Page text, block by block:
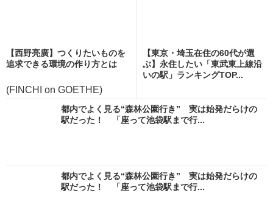
【西野亮廣】つくりたいものを
追求できる環境の作り方とは
(FINCHI on GOETHE)
【東京・埼玉在住の60代が選
ぶ】永住したい「東武東上線沿
いの駅」ランキングTOP...
都内でよく見る“森林公園行き” 実は始発だらけの
駅だった！ 「座って池袋駅まで行...
都内でよく見る“森林公園行き” 実は始発だらけの
駅だった！ 「座って池袋駅まで行...